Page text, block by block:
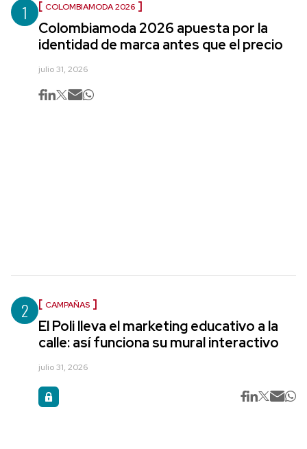
1 COLOMBIAMODA 2026
Colombiamoda 2026 apuesta por la
identidad de marca antes que el precio
julio 31, 2026
2 CAMPAÑAS
El Poli lleva el marketing educativo a la
calle: así funciona su mural interactivo
julio 31, 2026